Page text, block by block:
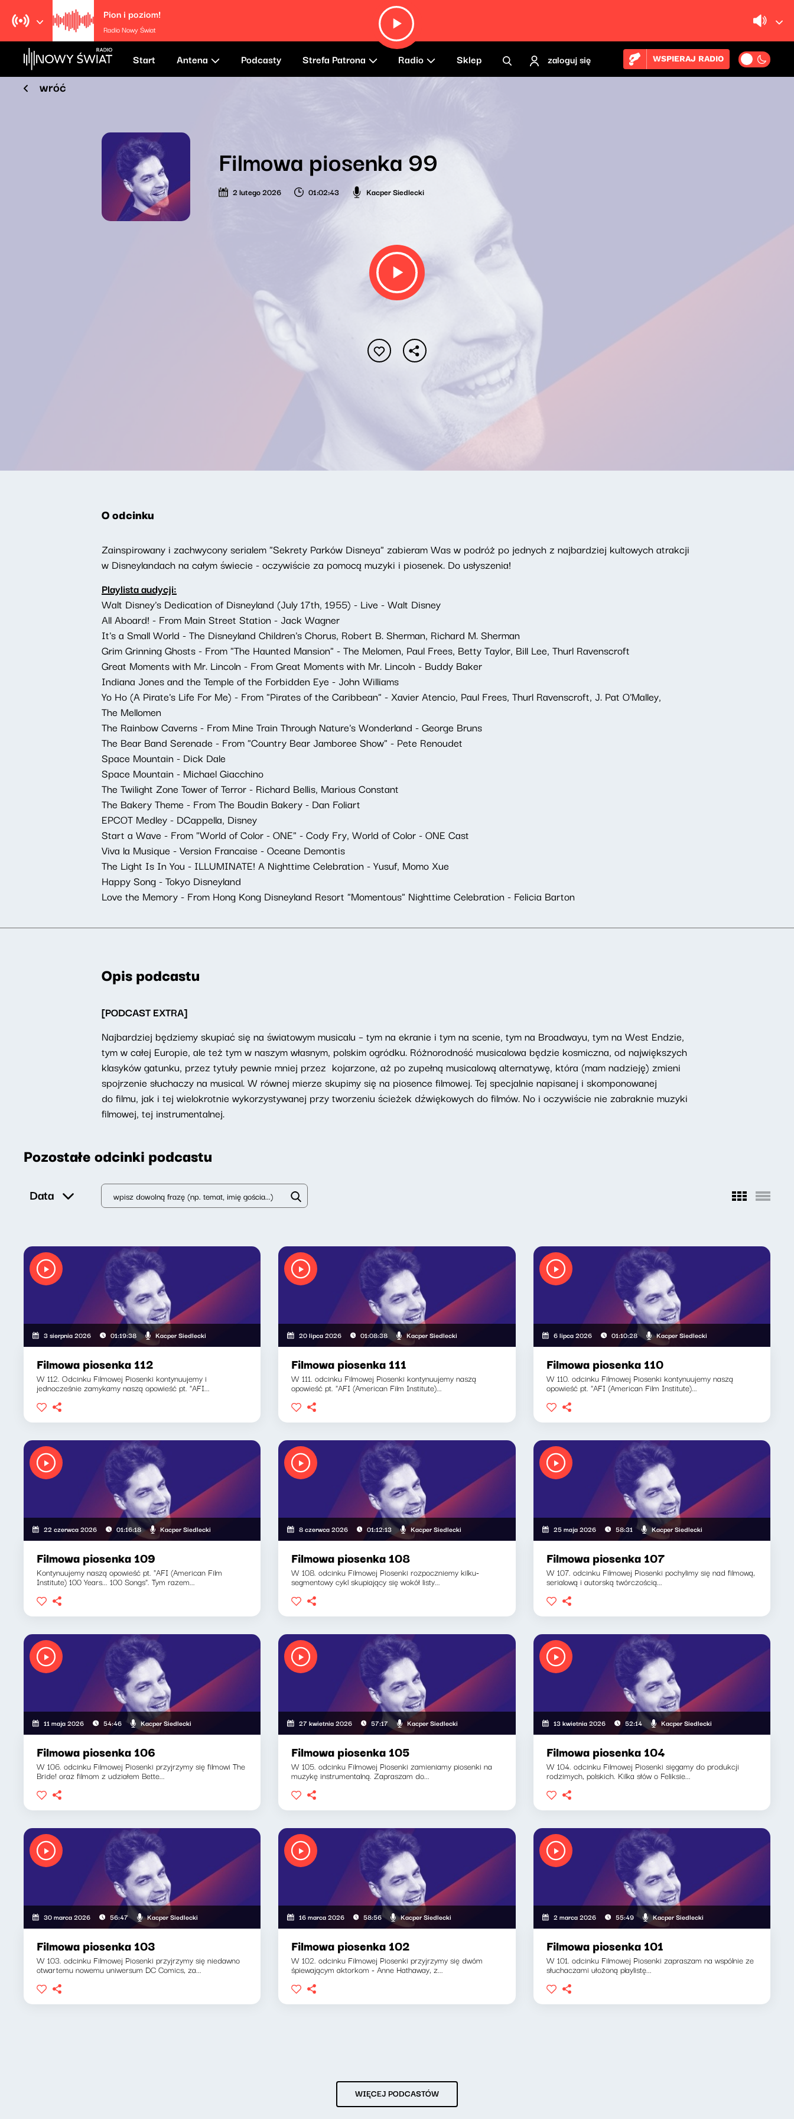
Pion i poziom!
Radio Nowy Świat
Start Antena Podcasty Strefa Patrona Radio Sklep zaloguj się WSPIERAJ RADIO
wróć
Filmowa piosenka 99
2 lutego 2026 01:02:43 Kacper Siedlecki
O odcinku
Zainspirowany i zachwycony serialem "Sekrety Parków Disneya" zabieram Was w podróż po jednych z najbardziej kultowych atrakcji
w Disneylandach na całym świecie - oczywiście za pomocą muzyki i piosenek. Do usłyszenia!
Playlista audycji:
Walt Disney's Dedication of Disneyland (July 17th, 1955) - Live - Walt Disney
All Aboard! - From Main Street Station - Jack Wagner
It's a Small World - The Disneyland Children's Chorus, Robert B. Sherman, Richard M. Sherman
Grim Grinning Ghosts - From "The Haunted Mansion" - The Melomen, Paul Frees, Betty Taylor, Bill Lee, Thurl Ravenscroft
Great Moments with Mr. Lincoln - From Great Moments with Mr. Lincoln - Buddy Baker
Indiana Jones and the Temple of the Forbidden Eye - John Williams
Yo Ho (A Pirate's Life For Me) - From "Pirates of the Caribbean" - Xavier Atencio, Paul Frees, Thurl Ravenscroft, J. Pat O'Malley,
The Mellomen
The Rainbow Caverns - From Mine Train Through Nature's Wonderland - George Bruns
The Bear Band Serenade - From "Country Bear Jamboree Show" - Pete Renoudet
Space Mountain - Dick Dale
Space Mountain - Michael Giacchino
The Twilight Zone Tower of Terror - Richard Bellis, Marious Constant
The Bakery Theme - From The Boudin Bakery - Dan Foliart
EPCOT Medley - DCappella, Disney
Start a Wave - From "World of Color - ONE" - Cody Fry, World of Color - ONE Cast
Viva la Musique - Version Francaise - Oceane Demontis
The Light Is In You - ILLUMINATE! A Nighttime Celebration - Yusuf, Momo Xue
Happy Song - Tokyo Disneyland
Love the Memory - From Hong Kong Disneyland Resort "Momentous" Nighttime Celebration - Felicia Barton
Opis podcastu
[PODCAST EXTRA]
Najbardziej będziemy skupiać się na światowym musicalu – tym na ekranie i tym na scenie, tym na Broadwayu, tym na West Endzie,
tym w całej Europie, ale też tym w naszym własnym, polskim ogródku. Różnorodność musicalowa będzie kosmiczna, od największych
klasyków gatunku, przez tytuły pewnie mniej przez kojarzone, aż po zupełną musicalową alternatywę, która (mam nadzieję) zmieni
spojrzenie słuchaczy na musical. W równej mierze skupimy się na piosence filmowej. Tej specjalnie napisanej i skomponowanej
do filmu, jak i tej wielokrotnie wykorzystywanej przy tworzeniu ścieżek dźwiękowych do filmów. No i oczywiście nie zabraknie muzyki
filmowej, tej instrumentalnej.
Pozostałe odcinki podcastu
Data
3 sierpnia 2026 01:19:38 Kacper Siedlecki
Filmowa piosenka 112
W 112. Odcinku Filmowej Piosenki kontynuujemy i
jednocześnie zamykamy naszą opowieść pt. "AFI...
20 lipca 2026 01:08:38 Kacper Siedlecki
Filmowa piosenka 111
W 111. odcinku Filmowej Piosenki kontynuujemy naszą
opowieść pt. "AFI (American Film Institute)...
6 lipca 2026 01:10:28 Kacper Siedlecki
Filmowa piosenka 110
W 110. odcinku Filmowej Piosenki kontynuujemy naszą
opowieść pt. "AFI (American Film Institute)...
22 czerwca 2026 01:16:18 Kacper Siedlecki
Filmowa piosenka 109
Kontynuujemy naszą opowieść pt. "AFI (American Film
Institute) 100 Years... 100 Songs". Tym razem...
8 czerwca 2026 01:12:13 Kacper Siedlecki
Filmowa piosenka 108
W 108. odcinku Filmowej Piosenki rozpoczniemy kilku-
segmentowy cykl skupiający się wokół listy...
25 maja 2026 58:31 Kacper Siedlecki
Filmowa piosenka 107
W 107. odcinku Filmowej Piosenki pochylimy się nad filmową,
serialową i autorską twórczością...
11 maja 2026 54:46 Kacper Siedlecki
Filmowa piosenka 106
W 106. odcinku Filmowej Piosenki przyjrzymy się filmowi The
Bride! oraz filmom z udziałem Bette...
27 kwietnia 2026 57:17 Kacper Siedlecki
Filmowa piosenka 105
W 105. odcinku Filmowej Piosenki zamieniamy piosenki na
muzykę instrumentalną. Zapraszam do...
13 kwietnia 2026 52:14 Kacper Siedlecki
Filmowa piosenka 104
W 104. odcinku Filmowej Piosenki sięgamy do produkcji
rodzimych, polskich. Kilka słów o Feliksie...
30 marca 2026 56:47 Kacper Siedlecki
Filmowa piosenka 103
W 103. odcinku Filmowej Piosenki przyjrzymy się niedawno
otwartemu nowemu uniwersum DC Comics, za...
16 marca 2026 58:56 Kacper Siedlecki
Filmowa piosenka 102
W 102. odcinku Filmowej Piosenki przyjrzymy się dwóm
śpiewającym aktorkom - Anne Hathaway, z...
2 marca 2026 55:49 Kacper Siedlecki
Filmowa piosenka 101
W 101. odcinku Filmowej Piosenki zapraszam na wspólnie ze
słuchaczami ułożoną playlistę...
WIĘCEJ PODCASTÓW